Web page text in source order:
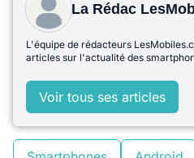
La Rédac
L'équipe de rédacteurs
articles sur l'actualité des
Voir tous ses articles